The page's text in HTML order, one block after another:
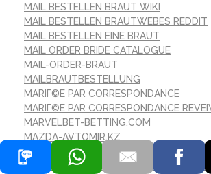
MAIL BESTELLEN BRAUT WIKI
MAIL BESTELLEN BRAUTWEBES REDDIT
MAIL BESTELLEN EINE BRAUT
MAIL ORDER BRIDE CATALOGUE
MAIL-ORDER-BRAUT
MAILBRAUTBESTELLUNG
MARIГ©E PAR CORRESPONDANCE
MARIГ©E PAR CORRESPONDANCE
MARVELBET-BETTING.COM
MAZDA-AVTOMIR.KZ
MEDIC
MEILLEUR ENDROIT POUR LA MARIГ©E